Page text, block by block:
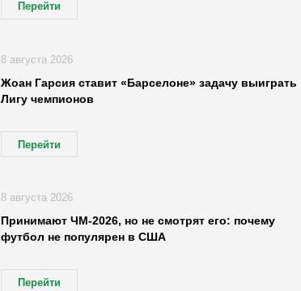
Перейти
Жоан Гарсия ставит «Барселоне» задачу выиграть
Лигу чемпионов
Перейти
8 августа 2026
Принимают ЧМ-2026, но не смотрят его: почему
футбол не популярен в США
Перейти
8 августа 2026